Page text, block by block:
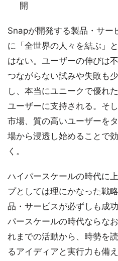
開
Snapが開発する製品・サー
に「全世界の人々を結ぶ」
はない。ユーザーの伸びは
つながらない試みや失敗も
し、本当にユニークで優れ
ユーザーに支持される。そ
市場、質の高いユーザーを
場から浸透し始めることで
く。
ハイパースケールの時代に
プとしては理にかなった戦
品・サービスが必ずしも成
パースケールの時代ならな
れまでの活動から、時勢を
るアイディアと実行力も備